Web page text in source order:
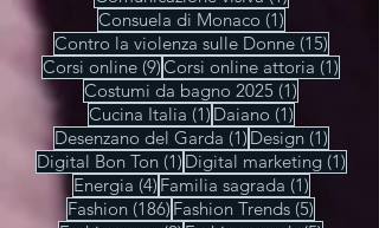
Carnavale di Venezia 2022 (1)
Catalina Mioara Georgescu (1)1 post
Cinema
Comunicazione visiva (1)1 post
Consuela di Monaco (1)1 post
Contro la violenza sulle Donne
Corsi online (9)9 post
Corsi online attoria (1)
Costumi da bagno 2025 (1)1 post
Cucina Italia (1)1 post
Daiano (1)1 post
Desenzano del Garda (1)1 post
Design (1)
Digital Bon Ton (1)1 post
Digital marketing